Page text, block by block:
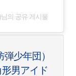
님의 공유 게시물
少年団）
男アイド